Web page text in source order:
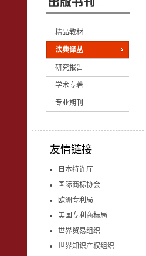
精品教材
法典译丛
研究报告
学术专著
专业期刊
友情链接
日本特许厅
国际商标协会
欧洲专利局
美国专利商标局
世界贸易组织
世界知识产权组织